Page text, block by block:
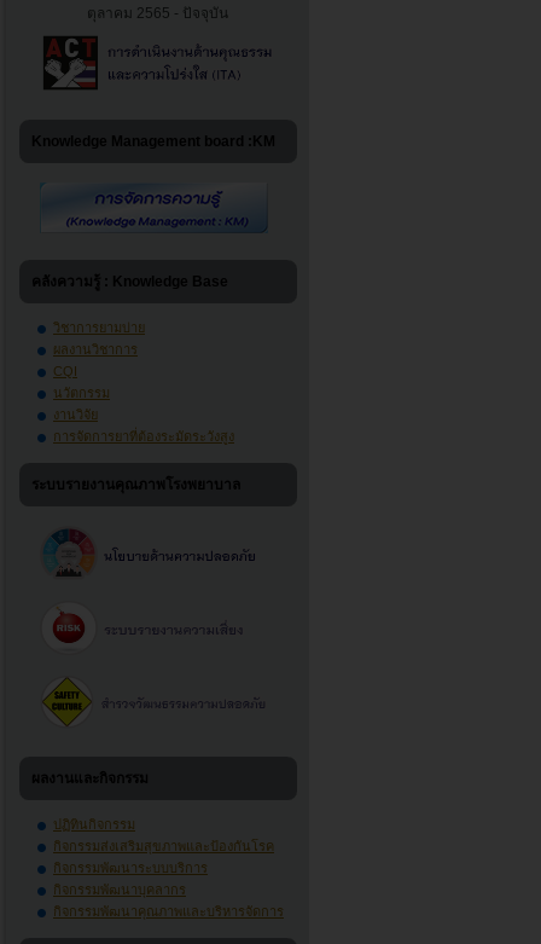
ตุลาคม 2565 - ปัจจุบัน
Knowledge Management board :KM
คลังความรู้ : Knowledge Base
วิชาการยามบ่าย
ผลงานวิชาการ
CQI
นวัตกรรม
งานวิจัย
การจัดการยาที่ต้องระมัดระวังสูง
ระบบรายงานคุณภาพโรงพยาบาล
ผลงานและกิจกรรม
ปฏิทินกิจกรรม
กิจกรรมส่งเสริมสุขภาพและป้องกันโรค
กิจกรรมพัฒนาระบบบริการ
กิจกรรมพัฒนาบุคลากร
กิจกรรมพัฒนาคุณภาพและบริหารจัดการ